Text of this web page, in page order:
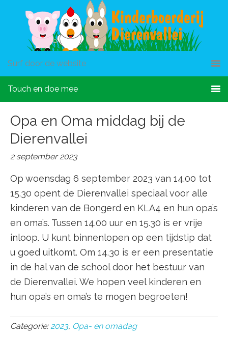
Surf door de website
Touch en doe mee
Opa en Oma middag bij de
Dierenvallei
2 september 2023
Op woensdag 6 september 2023 van 14.00 tot
15.30 opent de Dierenvallei speciaal voor alle
kinderen van de Bongerd en KLA4 en hun opa’s
en oma’s. Tussen 14.00 uur en 15.30 is er vrije
inloop. U kunt binnenlopen op een tijdstip dat
u goed uitkomt. Om 14.30 is er een presentatie
in de hal van de school door het bestuur van
de Dierenvallei. We hopen veel kinderen en
hun opa’s en oma’s te mogen begroeten!
Categorie:2023, Opa- en omadag